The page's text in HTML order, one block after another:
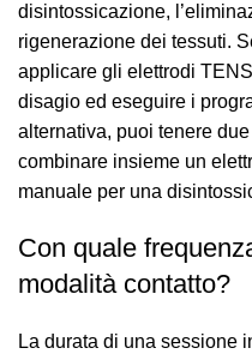
disintossicazione,
rigenerazione dei tessuti.
applicare gli elettrodi
disagio ed eseguire i
alternativa, puoi tenere
combinare insieme un
manuale per una
Con quale
modalità contatto?
La durata di una sessione